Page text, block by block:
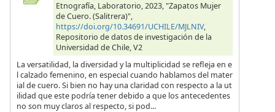
Etnografía, Laboratorio, 2023, "Zapatos Mujer
de Cuero. (Salitrera)",
https://doi.org/10.34691/UCHILE/MJLNIV,
Repositorio de datos de investigación de la
Universidad de Chile, V2
La versatilidad, la diversidad y la multiplicidad se refleja en e
l calzado femenino, en especial cuando hablamos del mater
ial de cuero. Si bien no hay una claridad con respecto a la ut
ilidad que este podría tener debido a que los antecedentes
no son muy claros al respecto, si pod...